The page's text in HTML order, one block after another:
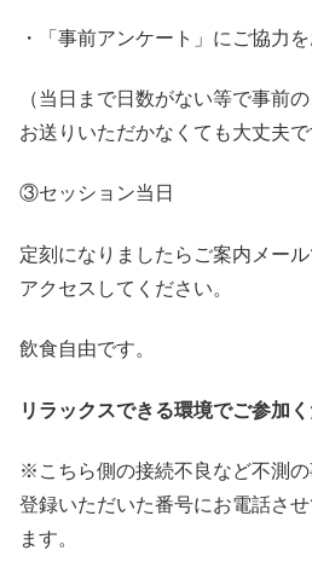
・「事前アンケート」にご協力
（当日まで日数がない等で事前
お送りいただかなくても大丈夫で
③セッション当日
定刻になりましたらご案内メー
アクセスしてください。
飲食自由です。
リラックスできる環境でご参加く
※こちら側の接続不良など不測の
登録いただいた番号にお電話さ
ます。